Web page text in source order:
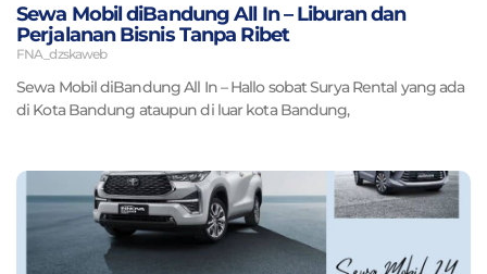
Sewa Mobil diBandung All In – Liburan dan
Perjalanan Bisnis Tanpa Ribet
FNA_dzskaweb
Sewa Mobil diBandung All In – Hallo sobat Surya Rental yang ada
di Kota Bandung ataupun di luar kota Bandung,